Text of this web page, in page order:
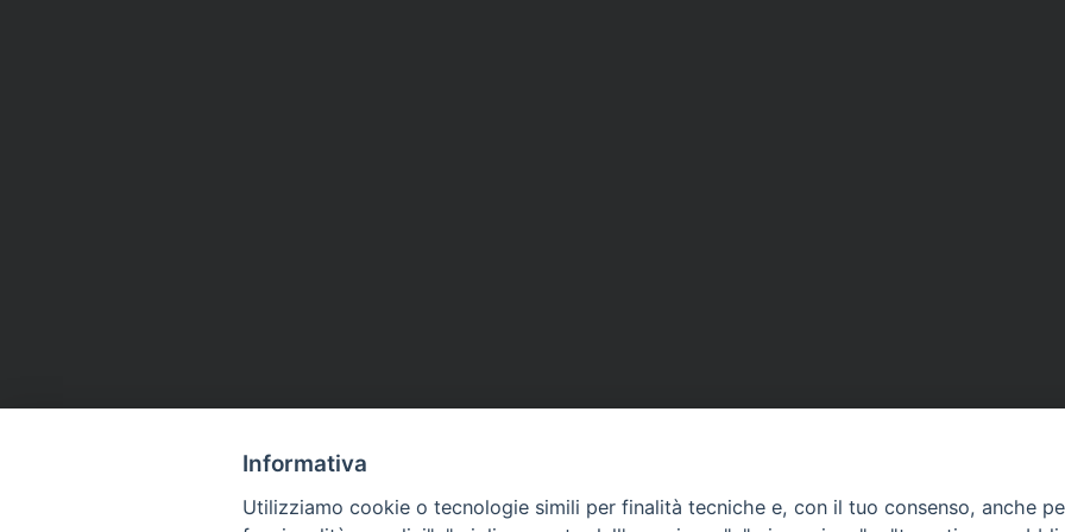
Segui l'Ufficio di PG sui socialInformativa
Utilizziamo cookie o tecnologie simili per finalità tecniche e, con il tuo consenso, anche